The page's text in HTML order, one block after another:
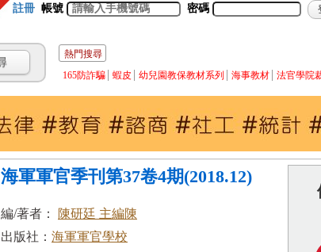
註冊 帳號 密碼
熱門搜尋
165防詐騙
蝦皮 幼兒園教保教材系列 海事教材 法官學院
海軍軍官季刊第37卷4期(2018.12)
編/著者：
陳研廷 主編陳
出版社： 海軍軍官學校